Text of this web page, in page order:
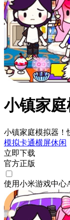
小镇家
小镇家庭模拟器！
模拟卡通横屏休闲
立即下载
官方正版
使用小米游戏中心